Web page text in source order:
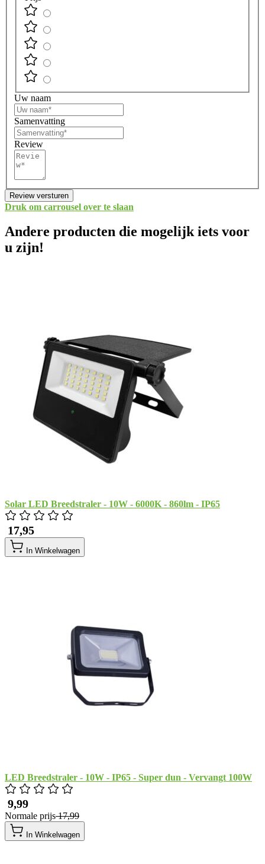
Uw naam
Samenvatting
Review
Review versturen
Druk om carrousel over te slaan
Andere producten die mogelijk iets voor
u zijn!
Solar LED Breedstraler - 10W - 6000K - 860lm - IP65
​ 17,95
In Winkelwagen
LED Breedstraler - 10W - IP65 - Super dun - Vervangt 100W
​ 9,99
Normale prijs​ 17,99
In Winkelwagen